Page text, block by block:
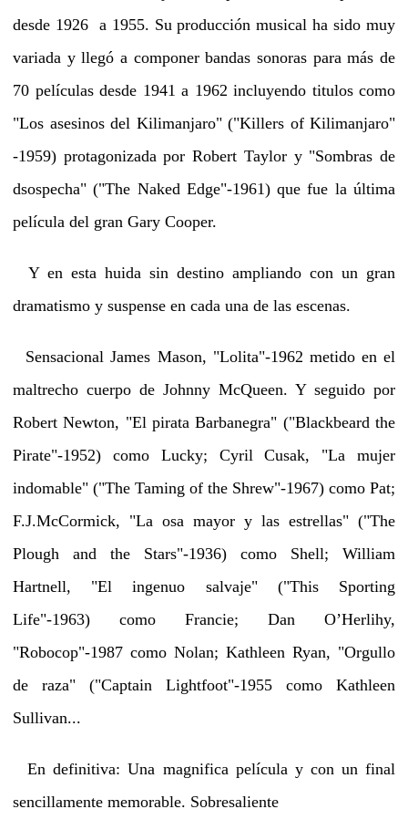
desde 1926 a 1955. Su producción musical ha sido muy
variada y llegó a componer bandas sonoras para más de
70 películas desde 1941 a 1962 incluyendo titulos como
"Los asesinos del Kilimanjaro" ("Killers of Kilimanjaro"
-1959) protagonizada por Robert Taylor y "Sombras de
dsospecha" ("The Naked Edge"-1961) que fue la última
película del gran Gary Cooper.
Y en esta huida sin destino ampliando con un gran
dramatismo y suspense en cada una de las escenas.
Sensacional James Mason, "Lolita"-1962 metido en el
maltrecho cuerpo de Johnny McQueen. Y seguido por
Robert Newton, "El pirata Barbanegra" ("Blackbeard the
Pirate"-1952) como Lucky; Cyril Cusak, "La mujer
indomable" ("The Taming of the Shrew"-1967) como Pat;
F.J.McCormick, "La osa mayor y las estrellas" ("The
Plough and the Stars"-1936) como Shell; William
Hartnell, "El ingenuo salvaje" ("This Sporting
Life"-1963) como Francie; Dan O’Herlihy,
"Robocop"-1987 como Nolan; Kathleen Ryan, "Orgullo
de raza" ("Captain Lightfoot"-1955 como Kathleen
Sullivan...
En definitiva: Una magnifica película y con un final
sencillamente memorable. Sobresaliente